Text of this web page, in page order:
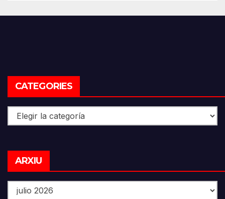
CATEGORIES
Categories
ARXIU